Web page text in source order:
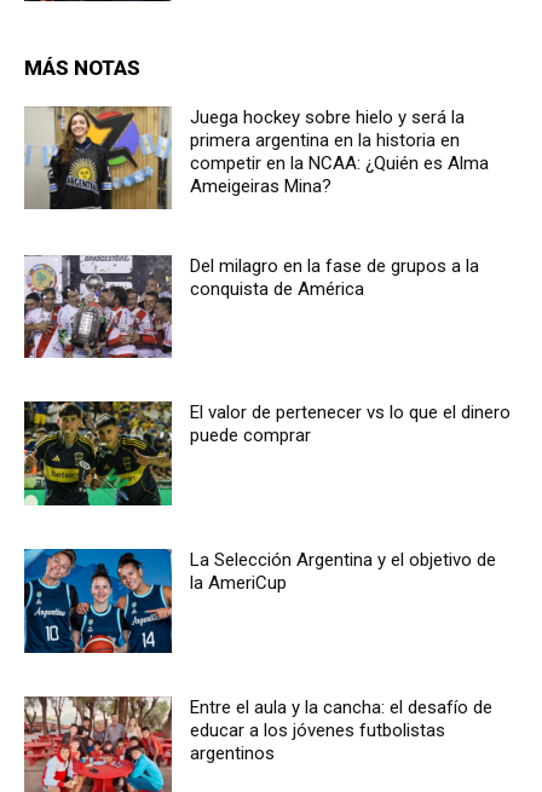
MÁS NOTAS
Juega hockey sobre hielo y será la
primera argentina en la historia en
competir en la NCAA: ¿Quién es Alma
Ameigeiras Mina?
Del milagro en la fase de grupos a la
conquista de América
El valor de pertenecer vs lo que el dinero
puede comprar
La Selección Argentina y el objetivo de
la AmeriCup
Entre el aula y la cancha: el desafío de
educar a los jóvenes futbolistas
argentinos